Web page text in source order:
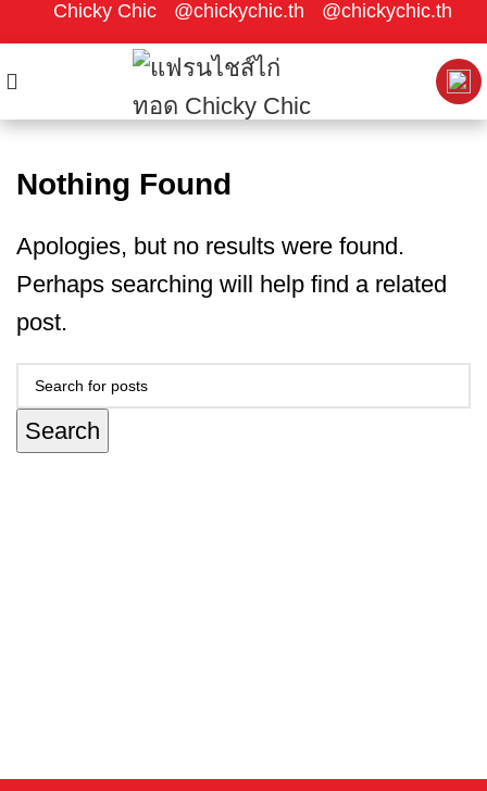
Chicky Chic @chickychic.th @chickychic.th
Nothing Found
Apologies, but no results were found.
Perhaps searching will help find a related
post.
Search